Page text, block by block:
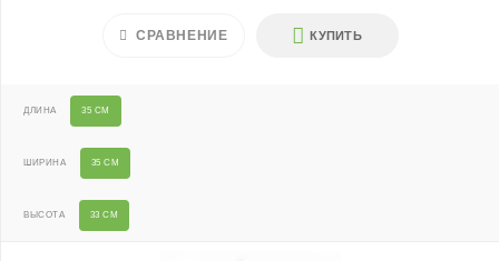
КУПИТЬ
СРАВНЕНИЕ
ДЛИНА 35 СМ
ШИРИНА 35 СМ
ВЫСОТА 33 СМ